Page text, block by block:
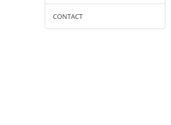
CONTACT